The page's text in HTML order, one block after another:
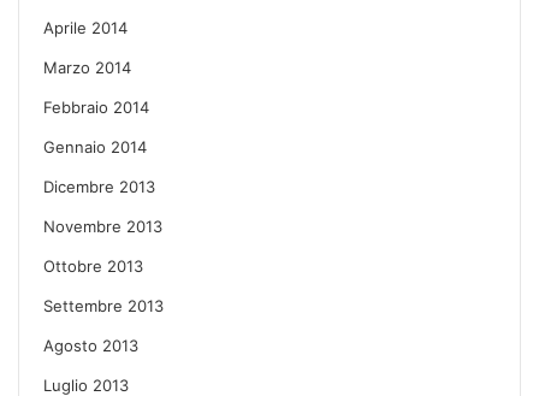
Aprile 2014
Marzo 2014
Febbraio 2014
Gennaio 2014
Dicembre 2013
Novembre 2013
Ottobre 2013
Settembre 2013
Agosto 2013
Luglio 2013